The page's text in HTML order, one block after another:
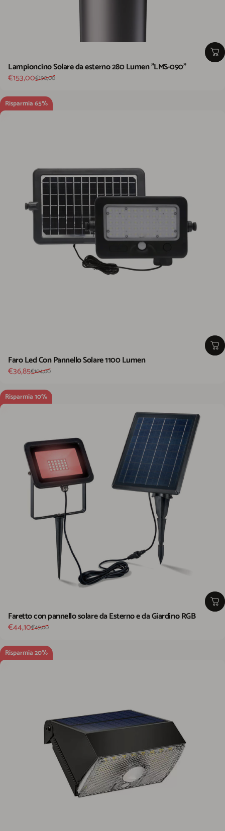
Lampioncino Solare da esterno 280 Lumen "LMS-090"
Prezzo scontato
€153,00
Prezzo di listino
€190,00
Risparmia 65%
Faro Led Con Pannello Solare 1100 Lumen
Prezzo scontato
€36,85
Prezzo di listino
€104,00
Risparmia 10%
Faretto con pannello solare da Esterno e da Giardino RGB
Prezzo scontato
€44,10
Prezzo di listino
€49,00
Risparmia 20%